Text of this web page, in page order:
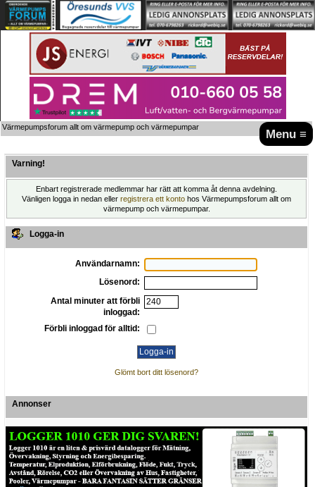
Menu ≡
Värmepumpsforum allt om värmepump och värmepumpar
Varning!
Enbart registrerade medlemmar har rätt att komma åt denna avdelning.
Vänligen logga in nedan eller registrera ett konto hos Värmepumpsforum allt om
värmepump och värmepumpar.
Logga-in
Användarnamn:
Lösenord:
Antal minuter att förbli
inloggad:
Förbli inloggad för alltid:
Glömt bort ditt lösenord?
Annonser